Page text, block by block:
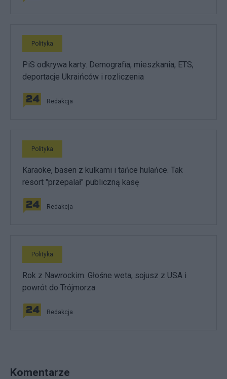
Polityka
PiS odkrywa karty. Demografia, mieszkania, ETS,
deportacje Ukraińców i rozliczenia
Redakcja
Polityka
Karaoke, basen z kulkami i tańce hulańce. Tak
resort "przepalał" publiczną kasę
Redakcja
Polityka
Rok z Nawrockim. Głośne weta, sojusz z USA i
powrót do Trójmorza
Redakcja
Komentarze